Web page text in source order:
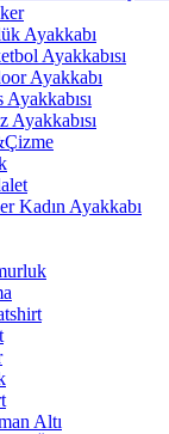
Ayakkabı
Ayakkabısı
Ayakkabı
Ayakkabısı
Ayakkabısı
Kadın Ayakkabı
Altı